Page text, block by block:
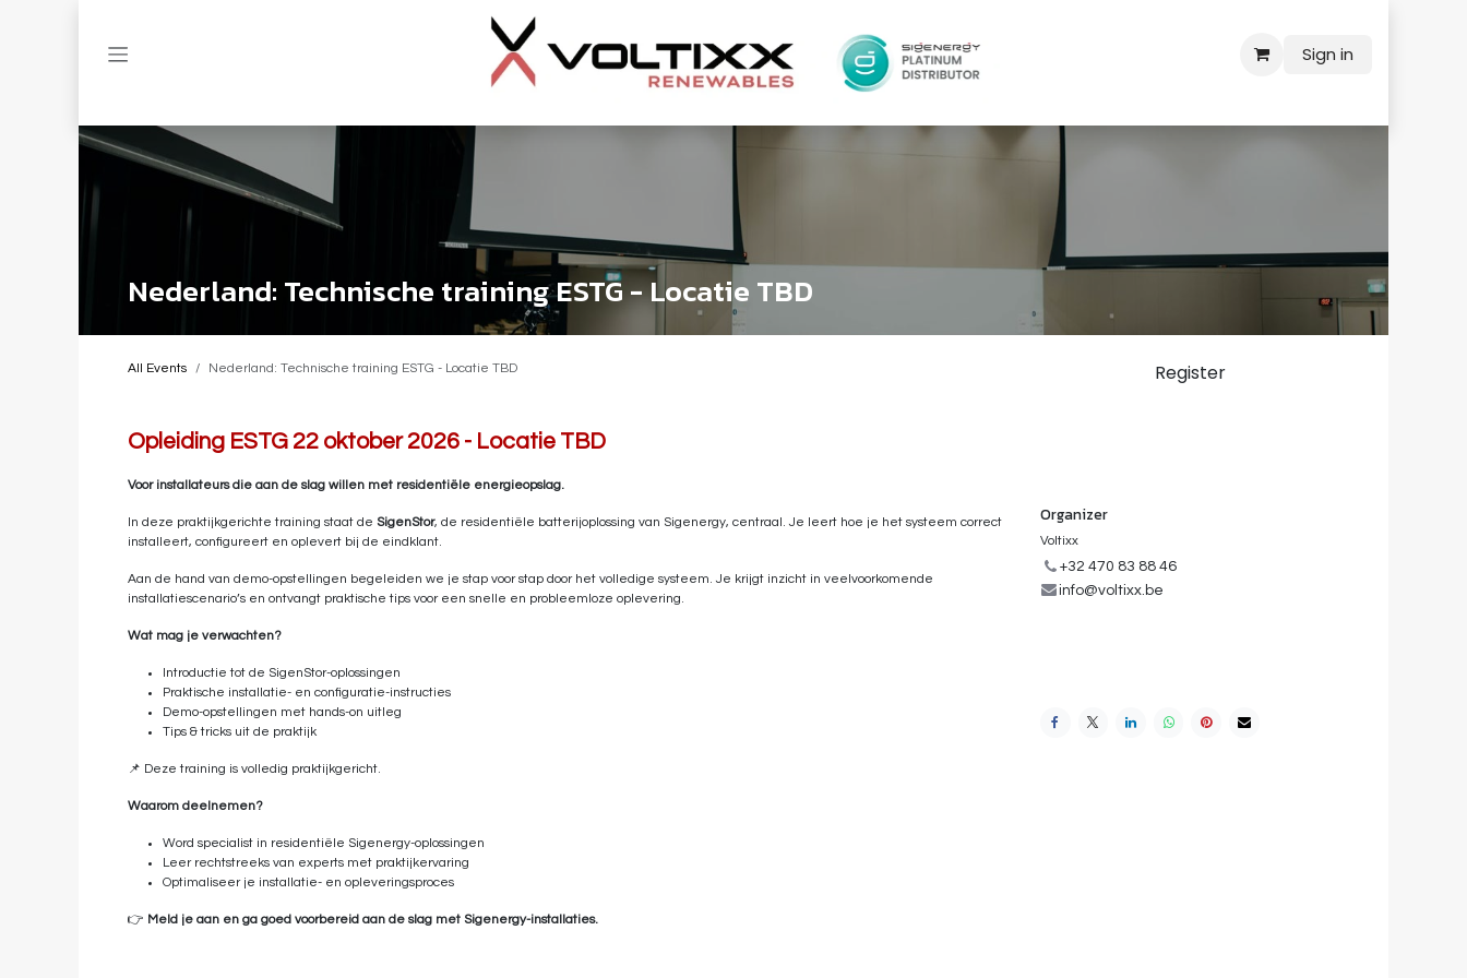
Sign in
Nederland: Technische training ESTG - Locatie TBD
All Events Nederland: Technische training ESTG - Locatie TBD
Opleiding ESTG 22 oktober 2026 - Locatie TBD
Voor installateurs die aan de slag willen met residentiële energieopslag.
In deze praktijkgerichte training staat de SigenStor, de residentiële batterijoplossing van Sigenergy, centraal. Je leert hoe je het systeem correct
installeert, configureert en oplevert bij de eindklant.
Aan de hand van demo-opstellingen begeleiden we je stap voor stap door het volledige systeem. Je krijgt inzicht in veelvoorkomende
installatiescenario’s en ontvangt praktische tips voor een snelle en probleemloze oplevering.
Wat mag je verwachten?
Introductie tot de SigenStor-oplossingen
Praktische installatie- en configuratie-instructies
Demo-opstellingen met hands-on uitleg
Tips & tricks uit de praktijk
📌 Deze training is volledig praktijkgericht.
Waarom deelnemen?
Word specialist in residentiële Sigenergy-oplossingen
Leer rechtstreeks van experts met praktijkervaring
Optimaliseer je installatie- en opleveringsproces
👉 Meld je aan en ga goed voorbereid aan de slag met Sigenergy-installaties.
Register
Organizer
Voltixx
+32 470 83 88 46
info@voltixx.be